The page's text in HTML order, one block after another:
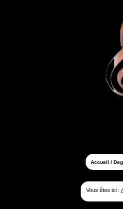
Accueil /
Vous êtes ici :